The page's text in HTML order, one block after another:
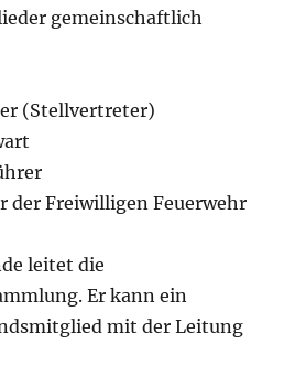
gemeinschaftlich
(Stellvertreter)
der Freiwilligen Feuerwehr
leitet die
Er kann ein
mit der Leitung